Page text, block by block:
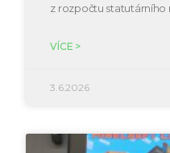
z rozpočtu statutárního
VÍCE >
3.6.2026